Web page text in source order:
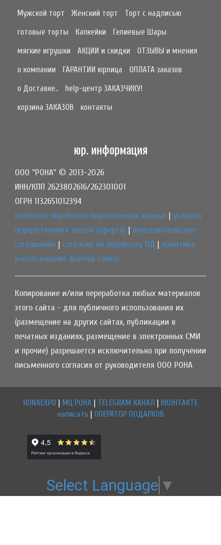
Мужской торт
Женский торт
Торт с надписью
готовые торты
Капкейки
Гелиевые Шары
мягкие игрушки
АКЦИИ и скидки
ОТЗЫВЫ и мнения
о компании
ГАРАНТИИ юрлица
ОПЛАТА заказов
о Доставке..
help-центр ЗАКАЗЧИКУ!
корзина ЗАКАЗОВ
контакты
юр. информация
ООО "РОНА" © 2013-2026
ИНН/КПП 2623802616/262301001
ОГРН 1132651012394
политика обработки персональных данных | условия
осуществления заказа (оферта) | пользовательское
соглашение | согласие на обработку ПД | политика
использования файлов cookie
Копирование и/или переработка любых материалов
этого сайта - для публичного использования их
(размещение на других сайтах, публикации в
печатных изданиях, размещение в электронных СМИ
и прочие) разрешается исключительно при получении
письменного согласия от руководителя ООО РОНА
RONAEXPO | МЦ РОНА | TELEGRAM КАНАЛ | ВКОНТАКТЕ
написать | ОПЕРАТОР ПОДАРКОВ
Select Language ▼